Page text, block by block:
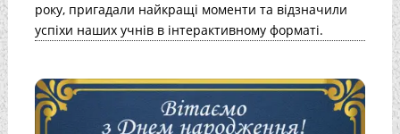
року, пригадали найкращі моменти та відзначили
успіхи наших учнів в інтерактивному форматі.